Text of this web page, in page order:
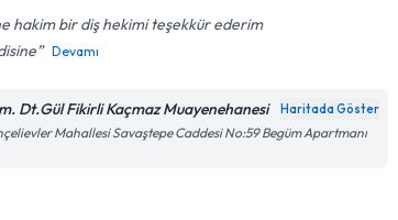
hakim bir diş hekimi teşekkür ederim
Devamı
Dt.Gül Fikirli Kaçmaz Muayenehanesi Haritada Göster
Mahallesi Savaştepe Caddesi No:59 Begüm Apartmanı